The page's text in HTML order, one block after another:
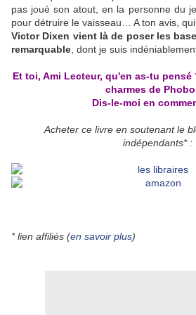
pas joué son atout, en la personne du
pour détruire le vaisseau… A ton avis,
Victor Dixen vient là de poser les
remarquable , dont je suis
Et toi, Ami Lecteur, qu'en as-tu
charmes de
Dis-le-moi en
Acheter ce livre en soutenant le
indépendants* :
* lien affiliés (en savoir plus)